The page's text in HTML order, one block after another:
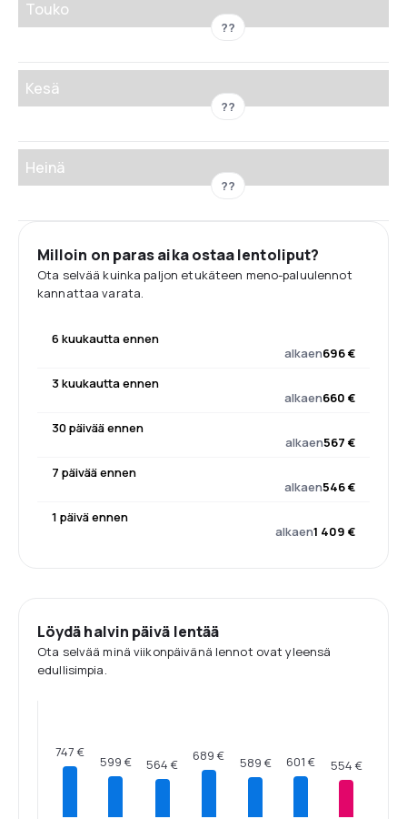
Touko
??
Kesä
??
Heinä
??
Milloin on paras aika ostaa lentoliput?
Ota selvää kuinka paljon etukäteen meno-paluulennot
kannattaa varata.
6 kuukautta ennen
alkaen696 €
3 kuukautta ennen
alkaen660 €
30 päivää ennen
alkaen567 €
7 päivää ennen
alkaen546 €
1 päivä ennen
alkaen1 409 €
Löydä halvin päivä lentää
Ota selvää minä viikonpäivänä lennot ovat yleensä
edullisimpia.
747 €
599 € 564 €
689 € 589 € 601 € 554 €